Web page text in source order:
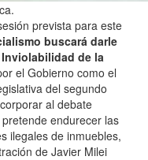
prevista para este
buscará darle
de la
el Gobierno como el
del segundo
al debate
endurecer las
ilegales de inmuebles,
de Javier Milei